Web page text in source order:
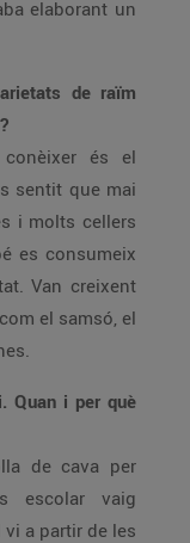
elaborant un
de raïm
és el
sentit que mai
i molts cellers
es consumeix
Van creixent
el samsó, el
Quan i per què
de cava per
escolar vaig
a partir de les